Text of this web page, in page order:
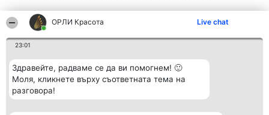
ОРЛИ Красота Live chat
23:01
Здравейте, радваме се да ви помогнем! 🙂
Моля, кликнете върху съответната тема на
разговора!